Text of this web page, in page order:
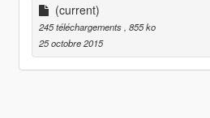
(current)
245 téléchargements , 855 ko
25 octobre 2015